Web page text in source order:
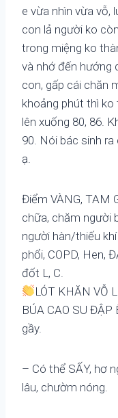
e vừa nhìn vừa vỗ,
con lả người ko
trong miệng ko
và nhớ đến hướng
con, gấp cái chăn
khoảng phút thì
lên xuống 80, 86.
90. Nói bác sinh
ạ.
Điểm VÀNG, TAM
chữa, chăm người
người hàn/thiếu
phổi, COPD, Hen,
đốt L, C.
LÓT KHĂN VỖ
BÚA CAO SU
gầy.
– Có thể SẤY, hơ
lâu, chườm nóng.